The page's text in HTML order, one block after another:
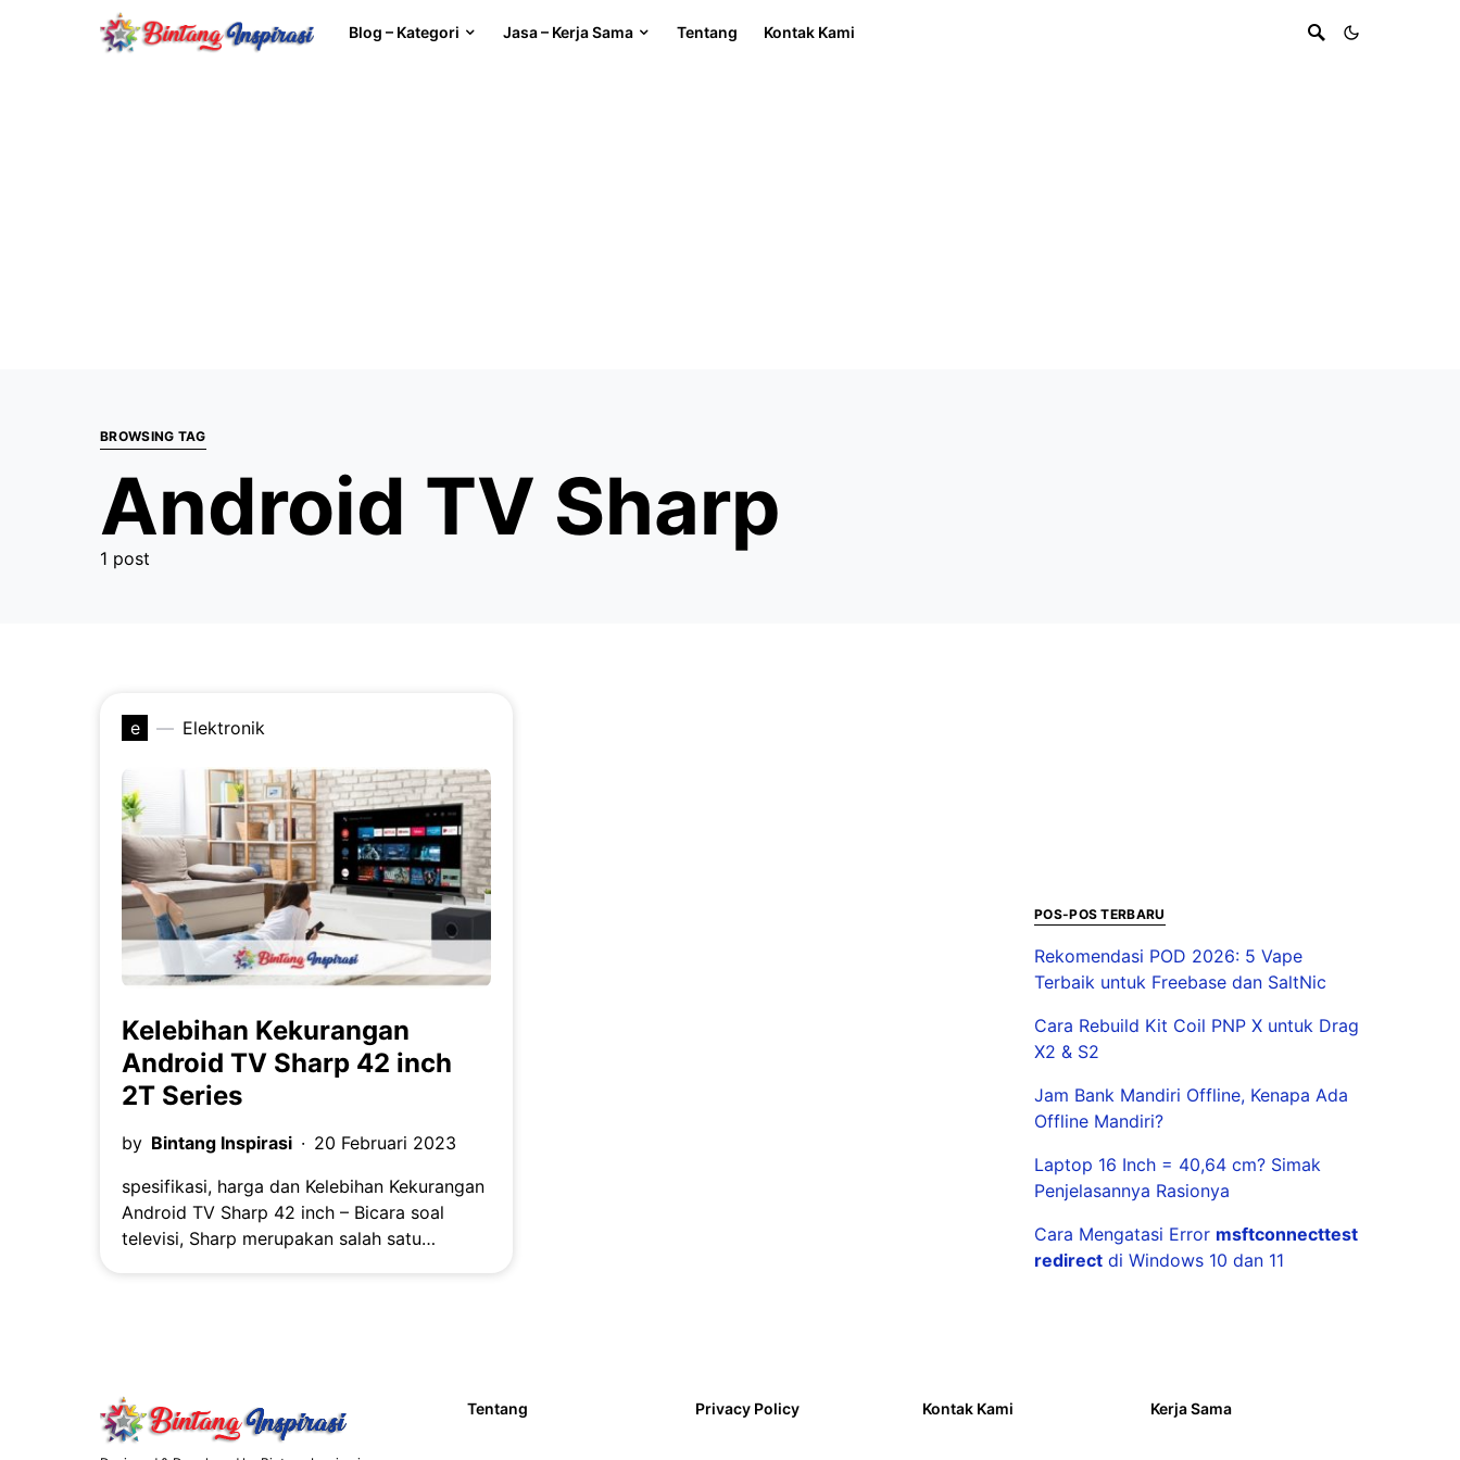
Blog – Kategori Jasa – Kerja Sama Tentang Kontak Kami
BROWSING TAG
Android TV Sharp
1 post
e Elektronik
Kelebihan Kekurangan
Android TV Sharp 42 inch
2T Series
by Bintang Inspirasi
20 Februari 2023
spesifikasi, harga dan Kelebihan Kekurangan
Android TV Sharp 42 inch – Bicara soal
televisi, Sharp merupakan salah satu…
POS-POS TERBARU
Rekomendasi POD 2026: 5 Vape
Terbaik untuk Freebase dan SaltNic
Cara Rebuild Kit Coil PNP X untuk Drag
X2 & S2
Jam Bank Mandiri Offline, Kenapa Ada
Offline Mandiri?
Laptop 16 Inch = 40,64 cm? Simak
Penjelasannya Rasionya
Cara Mengatasi Error msftconnecttest
redirect di Windows 10 dan 11
Tentang Privacy Policy Kontak Kami Kerja Sama